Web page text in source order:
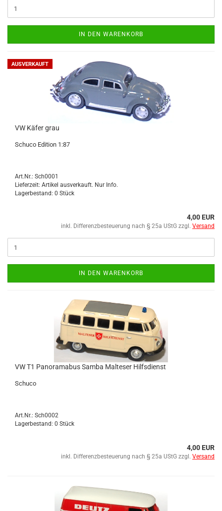
IN DEN WARENKORB
AUSVERKAUFT
VW Käfer grau
Schu­co Edi­ti­on 1:87
Art.Nr.: Sch0001
Lieferzeit: Artikel ausverkauft. Nur Info.
Lagerbestand: 0 Stück
4,00 EUR
inkl. Differenzbesteuerung nach § 25a UStG zzgl. Versand
IN DEN WARENKORB
VW T1 Pan­ora­ma­bus Samba Mal­te­ser Hilfs­dienst
Schu­co
Art.Nr.: Sch0002
Lagerbestand: 0 Stück
4,00 EUR
inkl. Differenzbesteuerung nach § 25a UStG zzgl. Versand